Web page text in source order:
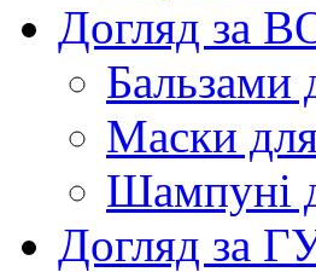
Догляд за
Бальзами
Маски
Шампуні
Догляд за